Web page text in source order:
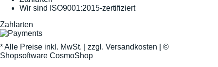
Wir sind ISO9001:2015-zertifiziert
Zahlarten
* Alle Preise inkl. MwSt. | zzgl. Versandkosten | ©
Shopsoftware CosmoShop